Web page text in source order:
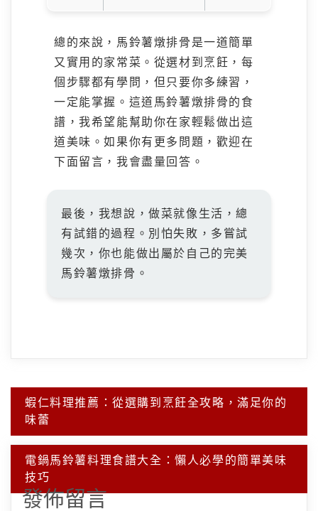
總的來說，馬鈴薯燉排骨是一道簡單
又實用的家常菜。從選材到烹飪，每
個步驟都有學問，但只要你多練習，
一定能掌握。這道馬鈴薯燉排骨的食
譜，我希望能幫助你在家輕鬆做出這
道美味。如果你有更多問題，歡迎在
下面留言，我會盡量回答。
最後，我想說，做菜就像生活，總
有試錯的過程。別怕失敗，多嘗試
幾次，你也能做出屬於自己的完美
馬鈴薯燉排骨。
文
章
導
覽
蝦仁料理推薦：從選購到烹飪全攻略，滿足你的
味蕾
電鍋馬鈴薯料理食譜大全：懶人必學的簡單美味
技巧
發佈留言